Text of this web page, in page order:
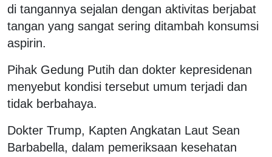
di tangannya sejalan dengan aktivitas berjabat
tangan yang sangat sering ditambah konsumsi
aspirin.
Pihak Gedung Putih dan dokter kepresidenan
menyebut kondisi tersebut umum terjadi dan
tidak berbahaya.
Dokter Trump, Kapten Angkatan Laut Sean
Barbabella, dalam pemeriksaan kesehatan